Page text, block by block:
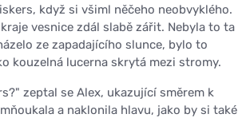
když si všiml něčeho neobvyklého.
vesnice zdál slabě zářit. Nebyla to ta
ze zapadajícího slunce, bylo to
kouzelná lucerna skrytá mezi stromy.
zeptal se Alex, ukazující směrem k
a naklonila hlavu, jako by si také